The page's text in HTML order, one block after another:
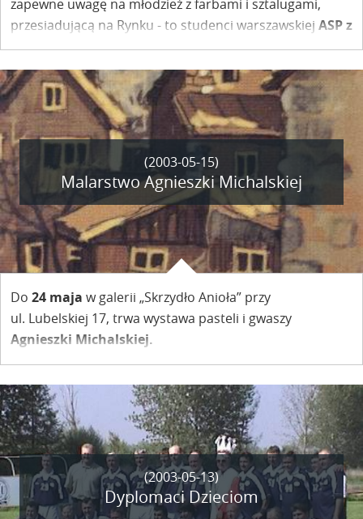
zapewne uwagę na młodzież z farbami i sztalugami,
przesiadującą na Rynku - to studenci warszawskiej ASP z
pracowni prof. Wiesława Szamborskiego.
(2003-05-15)
Malarstwo Agnieszki Michalskiej
Do 24 maja w galerii „Skrzydło Anioła” przy
ul. Lubelskiej 17, trwa wystawa pasteli i gwaszy
Agnieszki Michalskiej.
(2003-05-13)
Dyplomaci Dzieciom